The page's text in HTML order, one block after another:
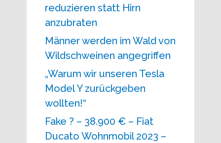
reduzieren statt Hirn
anzubraten
Männer werden im Wald von
Wildschweinen angegriffen
„Warum wir unseren Tesla
Model Y zurückgeben
wollten!“
Fake ? – 38.900 € – Fiat
Ducato Wohnmobil 2023 –